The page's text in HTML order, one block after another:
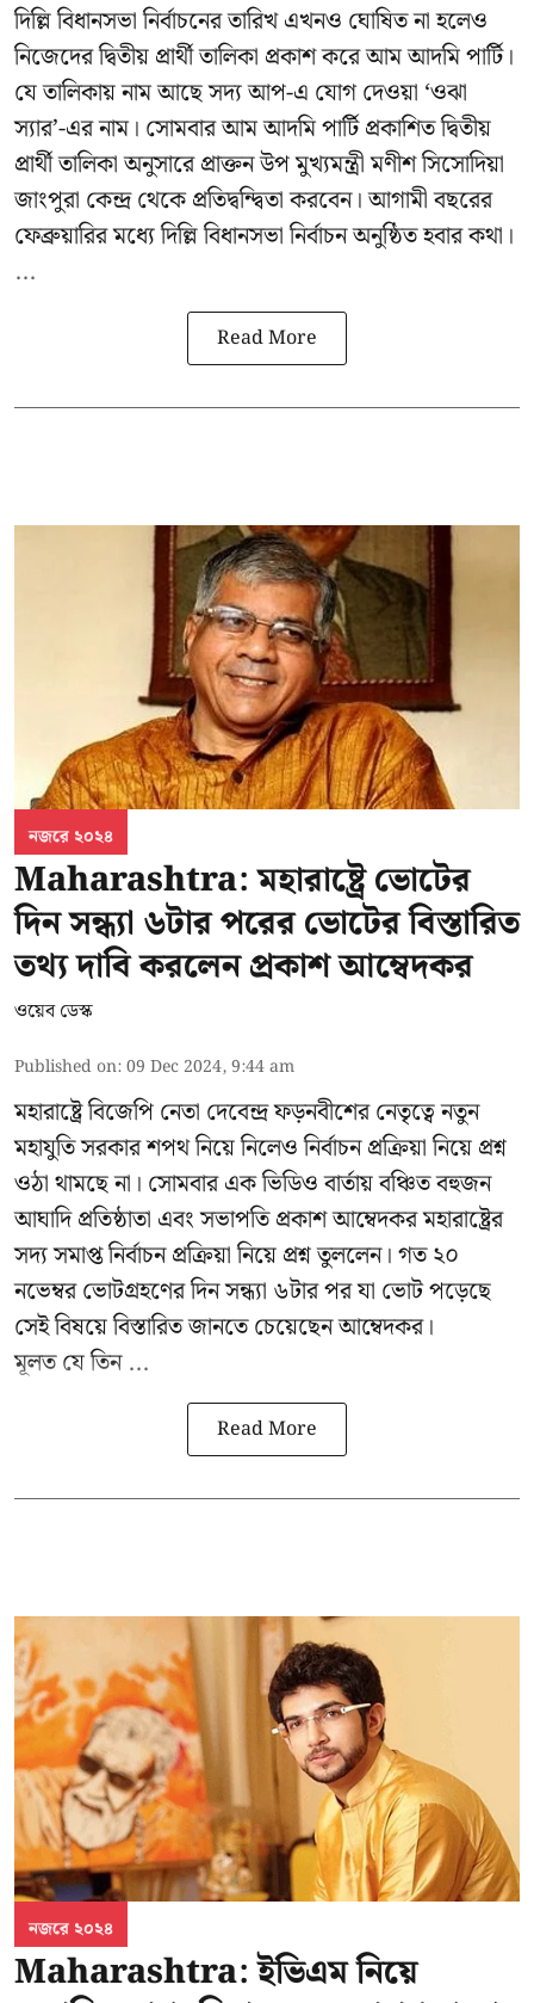
দিল্লি বিধানসভা নির্বাচনের তারিখ এখনও ঘোষিত না হলেও
নিজেদের দ্বিতীয় প্রার্থী তালিকা প্রকাশ করে আম আদমি পার্টি।
যে তালিকায় নাম আছে সদ্য আপ-এ যোগ দেওয়া ‘ওঝা
স্যার’-এর নাম। সোমবার আম আদমি পার্টি প্রকাশিত দ্বিতীয়
প্রার্থী তালিকা অনুসারে প্রাক্তন উপ মুখ্যমন্ত্রী মণীশ সিসোদিয়া
জাংপুরা কেন্দ্র থেকে প্রতিদ্বন্দ্বিতা করবেন। আগামী বছরের
ফেব্রুয়ারির মধ্যে দিল্লি বিধানসভা নির্বাচন অনুষ্ঠিত হবার কথা।
...
Read More
নজরে ২০২৪
Maharashtra: মহারাষ্ট্রে ভোটের
দিন সন্ধ্যা ৬টার পরের ভোটের বিস্তারিত
তথ্য দাবি করলেন প্রকাশ আম্বেদকর
ওয়েব ডেস্ক
Published on:09 Dec 2024, 9:44 am
মহারাষ্ট্রে বিজেপি নেতা দেবেন্দ্র ফড়নবীশের নেতৃত্বে নতুন
মহাযুতি সরকার শপথ নিয়ে নিলেও নির্বাচন প্রক্রিয়া নিয়ে প্রশ্ন
ওঠা থামছে না। সোমবার এক ভিডিও বার্তায় বঞ্চিত বহুজন
আঘাদি প্রতিষ্ঠাতা এবং সভাপতি প্রকাশ আম্বেদকর মহারাষ্ট্রের
সদ্য সমাপ্ত নির্বাচন প্রক্রিয়া নিয়ে প্রশ্ন তুললেন। গত ২০
নভেম্বর ভোটগ্রহণের দিন সন্ধ্যা ৬টার পর যা ভোট পড়েছে
সেই বিষয়ে বিস্তারিত জানতে চেয়েছেন আম্বেদকর।
মূলত যে তিন ...
Read More
নজরে ২০২৪
Maharashtra: ইভিএম নিয়ে